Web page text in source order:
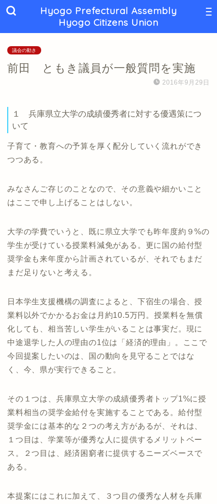
Hyogo Prefectural Assembly
Hyogo Citizens Union
議会の動き
前田 ともき議員が一般質問を実施
2016年9月29日
１ 兵庫県立大学の成績優秀者に対する優遇策につ
いて
子育て・教育への予算を厚く配分していく流れができ
つつある。
みなさんご存じのことなので、その意義や細かいこと
はここで申し上げることはしない。
大学の学費でいうと、既に県立大学でも昨年度約９%の
学生が受けている授業料減免がある。更に国の給付型
奨学金も来年度から計画されているが、それでもまだ
まだ足りないと考える。
日本学生支援機構の調査によると、下宿生の場合、授
業料以外でかかるお金は月約10.5万円。授業料を無償
化しても、相当苦しい学生がいることは事実だ。現に
中途退学した人の理由の1位は「経済的理由」。ここで
今回提案したいのは、国の動向を見守ることではな
く、今、県が実行できること。
その１つは、兵庫県立大学の成績優秀者トップ1%に授
業料相当の奨学金給付を実施することである。給付型
奨学金には基本的な２つの考え方があるが、それは、
１つ目は、学業等が優秀な人に提供するメリットベー
ス。２つ目は、経済困窮者に提供するニーズベースで
ある。
本提案にはこれに加えて、３つ目の優秀な人材を兵庫